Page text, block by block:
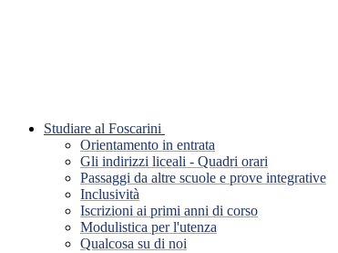
Studiare al Foscarini
Orientamento in entrata
Gli indirizzi liceali - Quadri orari
Passaggi da altre scuole e prove integrative
Inclusività
Iscrizioni ai primi anni di corso
Modulistica per l'utenza
Qualcosa su di noi